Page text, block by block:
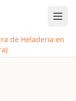
de Heladeria en